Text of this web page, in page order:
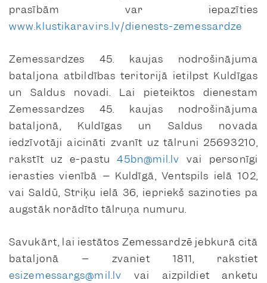
prasībām var iepazīties
www.klustikaravirs.lv/dienests-zemessardze
Zemessardzes 45. kaujas nodrošinājuma
bataljona atbildības teritorijā ietilpst Kuldīgas
un Saldus novadi. Lai pieteiktos dienestam
Zemessardzes 45. kaujas nodrošinājuma
bataljonā, Kuldīgas un Saldus novada
iedzīvotāji aicināti zvanīt uz tālruni 25693210,
rakstīt uz e-pastu45bn@mil.lv vai personīgi
ierasties vienībā – Kuldīgā, Ventspils ielā 102,
vai Saldū, Striķu ielā 36, iepriekš sazinoties pa
augstāk norādīto tālruņa numuru.
Savukārt, lai iestātos Zemessardzē jebkurā citā
bataljonā – zvaniet 1811, rakstiet
esizemessargs@mil.lv vai aizpildiet anketu